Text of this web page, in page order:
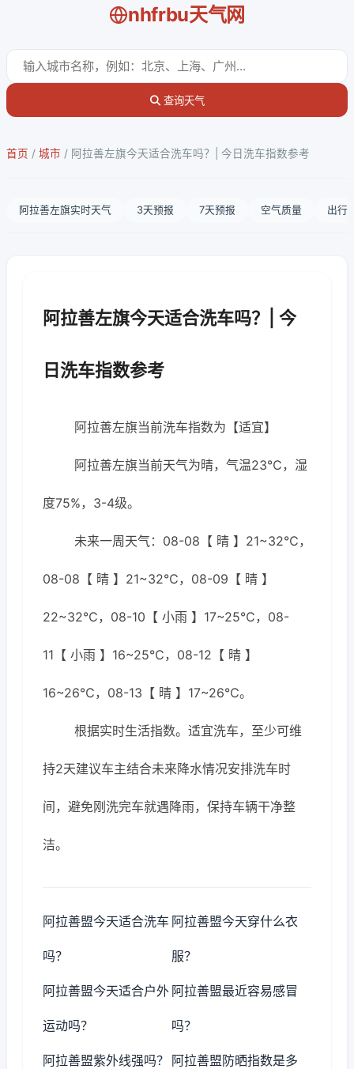
nhfrbu天气网
查询天气
首页 / 城市 / 阿拉善左旗今天适合洗车吗？| 今日洗车指数参考
阿拉善左旗实时天气 3天预报 7天预报 空气质量 出行
阿拉善左旗今天适合洗车吗？| 今
日洗车指数参考
阿拉善左旗当前洗车指数为【适宜】
阿拉善左旗当前天气为晴，气温23℃，湿
度75%，3-4级。
未来一周天气：08-08【 晴 】21~32℃，
08-08【 晴 】21~32℃，08-09【 晴 】
22~32℃，08-10【 小雨 】17~25℃，08-
11【 小雨 】16~25℃，08-12【 晴 】
16~26℃，08-13【 晴 】17~26℃。
根据实时生活指数。适宜洗车，至少可维
持2天建议车主结合未来降水情况安排洗车时
间，避免刚洗完车就遇降雨，保持车辆干净整
洁。
阿拉善盟今天适合洗车
吗？
阿拉善盟今天穿什么衣
服？
阿拉善盟今天适合户外
运动吗？
阿拉善盟最近容易感冒
吗？
阿拉善盟紫外线强吗？ 阿拉善盟防晒指数是多